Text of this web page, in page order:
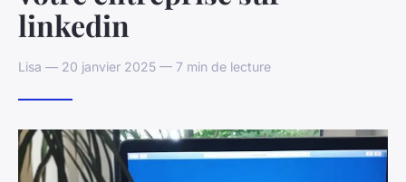
linkedin
Lisa — 20 janvier 2025 — 7 min de lecture